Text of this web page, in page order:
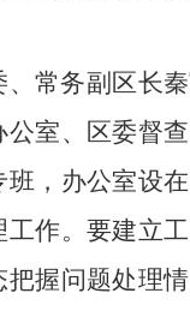
、常务副区长
室、区委督
班，办公室设
作。要建立
握问题处理